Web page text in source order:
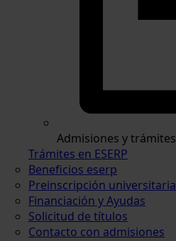
Admisiones y trámites
Trámites en ESERP
Beneficios eserp
Preinscripción universitaria
Financiación y Ayudas
Solicitud de títulos
Contacto con admisiones